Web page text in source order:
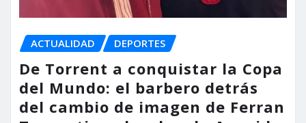
ACTUALIDAD DEPORTES
De Torrent a conquistar la Copa
del Mundo: el barbero detrás
del cambio de imagen de Ferran